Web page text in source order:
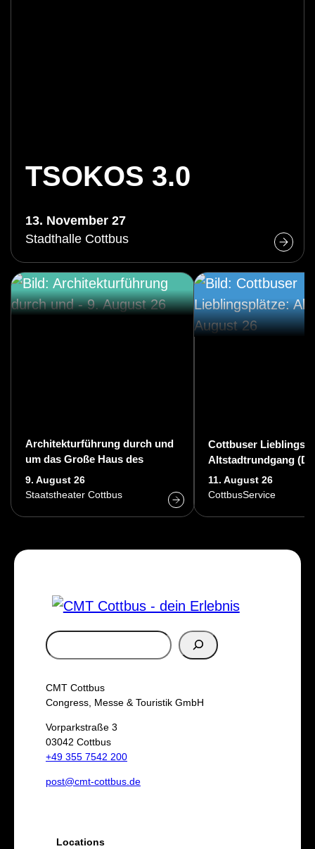
TSOKOS 3.0
13. November 27
Stadthalle Cottbus
Architekturführung durch und
um das Große Haus des
Staatstheaters Cottbus
9. August 26
Staatstheater Cottbus
Cottbuser
Altstadtrundgang (Di)
11. August 26
CottbusService
S
u
c
h
e
n
CMT Cottbus
Congress, Messe & Touristik GmbH
Vorparkstraße 3
03042 Cottbus
+49 355 7542 200
post@cmt-cottbus.de
Locations